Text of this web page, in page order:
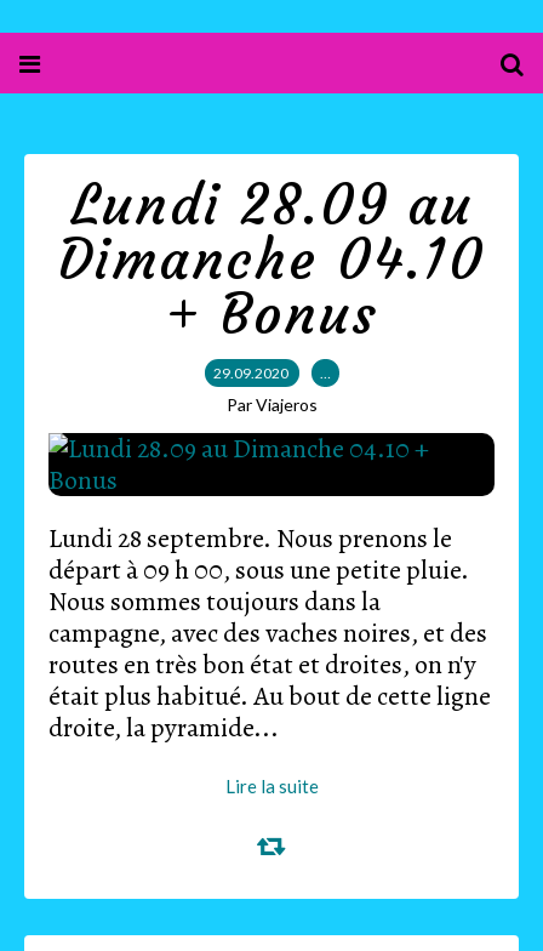
Lundi 28.09 au
Dimanche 04.10
+ Bonus
29.09.2020 …
Par Viajeros
Lundi 28 septembre. Nous prenons le
départ à 09 h 00, sous une petite pluie.
Nous sommes toujours dans la
campagne, avec des vaches noires, et des
routes en très bon état et droites, on n'y
était plus habitué. Au bout de cette ligne
droite, la pyramide...
Lire la suite